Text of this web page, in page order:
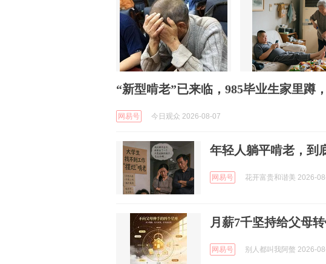
“新型啃老”已来临，985毕业生家里蹲
网易号 今日观众 2026-08-07
年轻人躺平啃老，到
网易号 花开富贵和谐美 2026-
月薪7千坚持给父母
网易号 别人都叫我阿螫 2026-